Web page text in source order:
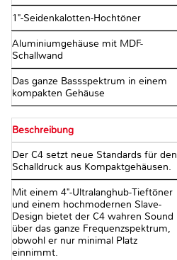
1"-Seidenkalotten-Hochtöner
Aluminiumgehäuse mit MDF-
Schallwand
Das ganze Bassspektrum in einem
kompakten Gehäuse
Beschreibung
Der C4 setzt neue Standards für den
Schalldruck aus Kompaktgehäusen.
Mit einem 4"-Ultralanghub-Tieftöner
und einem hochmodernen Slave-
Design bietet der C4 wahren Sound
über das ganze Frequenzspektrum,
obwohl er nur minimal Platz
einnimmt.